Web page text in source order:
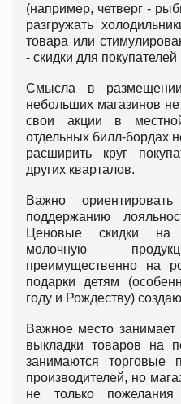
(например, четверг -
разгружать
товара или
- скидки для
Смысла в
небольших магазинов
свои акции в
отдельных билл-бордах
расширить круг
других кварталов.
Важно
поддержанию
Ценовые скидки на
молочную
преимущественно на
подарки детям
году и Рождеству)
Важное место занимает
выкладки товаров на
занимаются торговые
производителей, но
не только